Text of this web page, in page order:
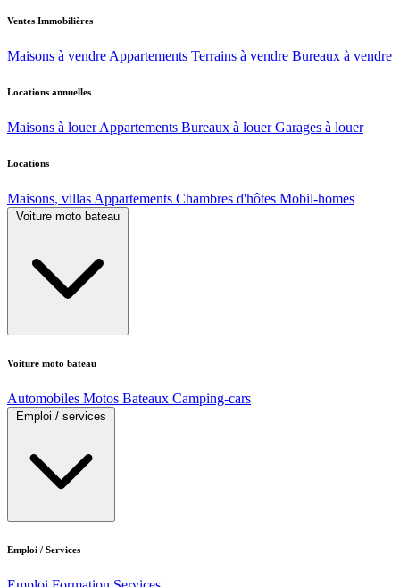
Ventes Immobilières
Maisons à vendre Appartements Terrains à vendre Bureaux à vendre
Locations annuelles
Maisons à louer Appartements Bureaux à louer Garages à louer
Locations
Maisons, villas Appartements Chambres d'hôtes Mobil-homes
Voiture moto bateau
Voiture moto bateau
Automobiles Motos Bateaux Camping-cars
Emploi / services
Emploi / Services